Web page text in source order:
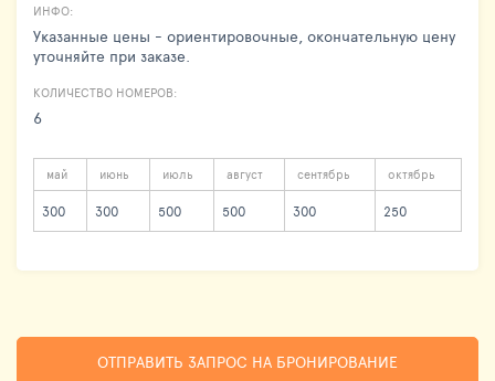
ИНФО:
Указанные цены - ориентировочные, окончательную цену
уточняйте при заказе.
КОЛИЧЕСТВО НОМЕРОВ:
6
май июнь июль август сентябрь октябрь
300 300 500 500 300 250
ОТПРАВИТЬ ЗАПРОС НА БРОНИРОВАНИЕ